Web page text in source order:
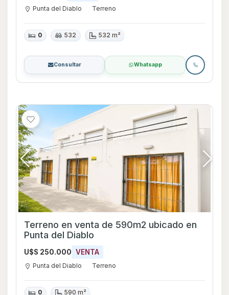
Punta del Diablo Terreno
0 532 532 m²
Consultar Whatsapp
Terreno en venta de 590m2 ubicado en
Punta del Diablo
U$S 250.000 VENTA
Punta del Diablo Terreno
0 590 m²